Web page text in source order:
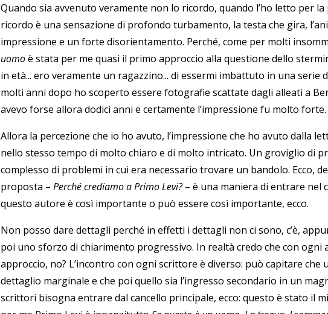
Quando sia avvenuto veramente non lo ricordo, quando l’ho letto per
ricordo è una sensazione di profondo turbamento, la testa che gira,
impressione e un forte disorientamento. Perché, come per molti
uomoè stata per me quasi il primo approccio alla questione dello
in età... ero veramente un ragazzino... di essermi imbattuto in una serie
molti anni dopo ho scoperto essere fotografie scattate dagli alleati a
avevo forse allora dodici anni e certamente l’impressione fu molto forte.
Allora la percezione che io ho avuto, l’impressione che ho avuto dalla
nello stesso tempo di molto chiaro e di molto intricato. Un groviglio di
complesso di problemi in cui era necessario trovare un bandolo. Ecco,
proposta – Perché crediamo a Primo Levi?– è una maniera di entrare nel
questo autore è così importante o può essere così importante, ecco.
Non posso dare dettagli perché in effetti i dettagli non ci sono, c’è,
poi uno sforzo di chiarimento progressivo. In realtà credo che con
approccio, no? L’incontro con ogni scrittore è diverso: può capitare
dettaglio marginale e che poi quello sia l’ingresso secondario in un
scrittori bisogna entrare dal cancello principale, ecco: questo è stato il